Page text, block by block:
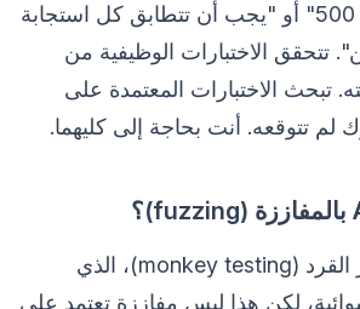
التطبيقات أبدًا رمز 500" أو "يجب أن تتطابق كل استجابة
تتحقق الاختبارات الوظيفية من
تبحث الاختبارات المعتمدة على
تتوقعه. أنت بحاجة إلى كليهما.
لدى Apidog اختبار القرد (monkey testing)، الذي
لكن هذا ليس مفاززة تعتمد على